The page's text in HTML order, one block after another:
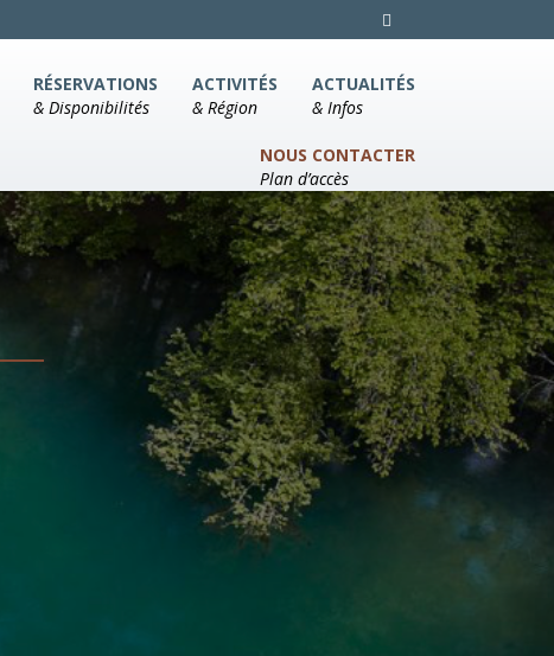
RÉSERVATIONS
& Disponibilités
ACTIVITÉS
& Région
ACTUALITÉS
& Infos
NOUS CONTACTER
Plan d’accès